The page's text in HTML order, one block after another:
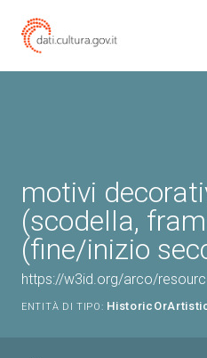
motivi
(scodella,
(fine/inizio
https://w3id.org/arco/
ENTITÀ DI TIPO: